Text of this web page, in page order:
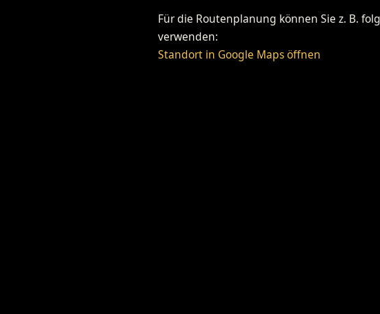
Für die Routenplanung können Sie z. B.
verwenden:
Standort in Google Maps öffnen